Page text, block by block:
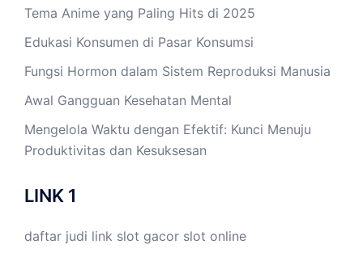
Tema Anime yang Paling Hits di 2025
Edukasi Konsumen di Pasar Konsumsi
Fungsi Hormon dalam Sistem Reproduksi Manusia
Awal Gangguan Kesehatan Mental
Mengelola Waktu dengan Efektif: Kunci Menuju
Produktivitas dan Kesuksesan
LINK 1
daftar judi link slot gacor slot online